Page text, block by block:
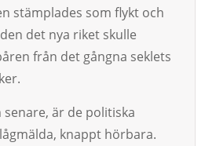
stämplades som flykt och
det nya riket skulle
från det gångna seklets
är de politiska
knappt hörbara.